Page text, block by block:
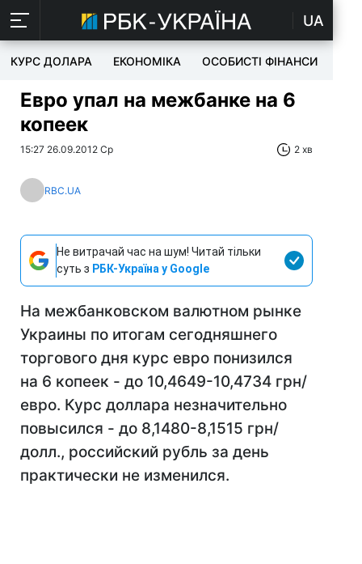
UA
КУРС ДОЛАРА ЕКОНОМІКА ОСОБИСТІ ФІНАНСИ
Евро упал на межбанке на 6
копеек
15:27 26.09.2012 Ср 2 хв
RBC.UA
Не витрачай час на шум! Читай тільки
суть з РБК-Україна у Google
На межбанковском валютном рынке
Украины по итогам сегодняшнего
торгового дня курс евро понизился
на 6 копеек - до 10,4649-10,4734 грн/
евро. Курс доллара незначительно
повысился - до 8,1480-8,1515 грн/
долл., российский рубль за день
практически не изменился.